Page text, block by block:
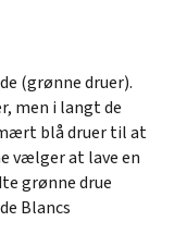
(grønne druer).
men i langt de
blå druer til at
vælger at lave en
grønne drue
Blancs